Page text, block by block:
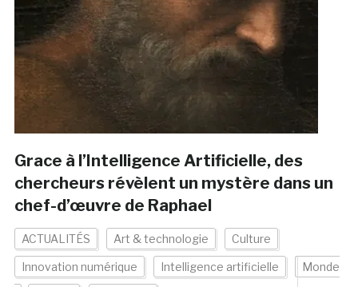
Grace à l’Intelligence Artificielle, des
chercheurs révèlent un mystère dans un
chef-d’œuvre de Raphael
ACTUALITÉS Art & technologie Culture
Innovation numérique Intelligence artificielle Monde